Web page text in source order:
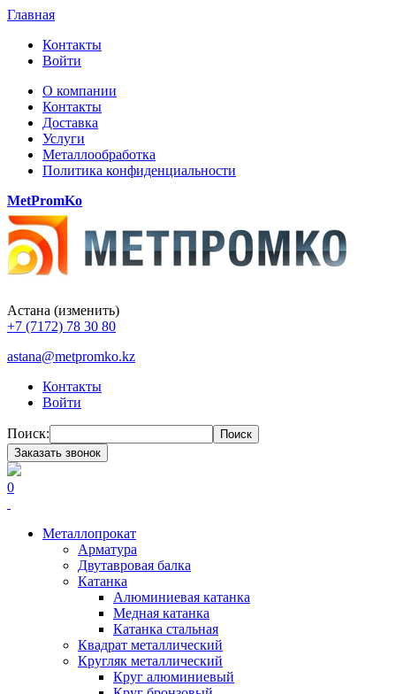
Главная
Контакты
Войти
О компании
Контакты
Доставка
Услуги
Металлообработка
Политика конфиденциальности
MetPromKo
Астана (изменить)
+7 (7172) 78 30 80
astana@metpromko.kz
Контакты
Войти
Поиск:
Поиск
Заказать звонок
0
Металлопрокат
Арматура
Двутавровая балка
Катанка
Алюминиевая катанка
Медная катанка
Катанка стальная
Квадрат металлический
Кругляк металлический
Круг алюминиевый